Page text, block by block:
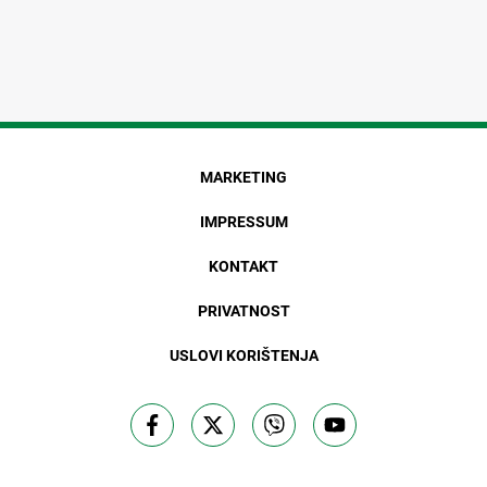
MARKETING
IMPRESSUM
KONTAKT
PRIVATNOST
USLOVI KORIŠTENJA